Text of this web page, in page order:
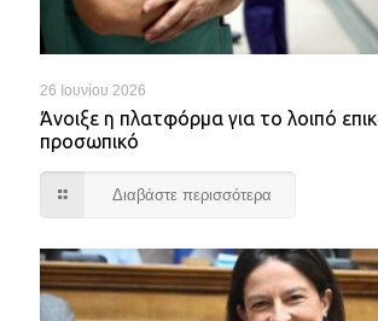
26 Ιουνίου 2026
Άνοιξε η πλατφόρμα για το λοιπό
προσωπικό
Διαβάστε περισσότερα